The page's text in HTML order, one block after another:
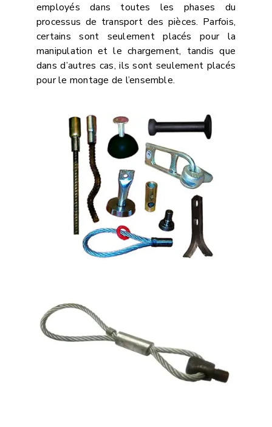
employés dans toutes les phases du
processus de transport des pièces. Parfois,
certains sont seulement placés pour la
manipulation et le chargement, tandis que
dans d’autres cas, ils sont seulement placés
pour le montage de l’ensemble.